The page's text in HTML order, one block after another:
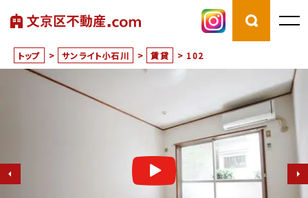
トップ > サンライト小石川 > 賃貸 > 102